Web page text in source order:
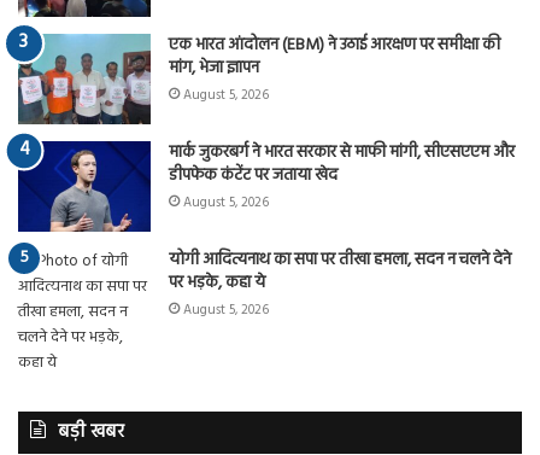
एक भारत आंदोलन (EBM) ने उठाई आरक्षण पर समीक्षा की
मांग, भेजा ज्ञापन
August 5, 2026
मार्क जुकरबर्ग ने भारत सरकार से माफी मांगी, सीएसएएम और
डीपफेक कंटेंट पर जताया खेद
August 5, 2026
योगी आदित्यनाथ का सपा पर तीखा हमला, सदन न चलने देने
पर भड़के, कहा ये
August 5, 2026
बड़ी खबर